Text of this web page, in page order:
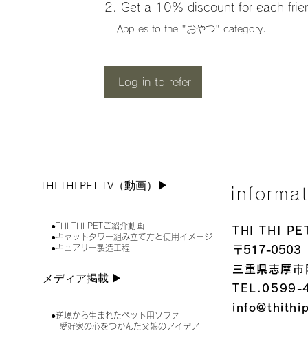
Get a 10% discount for each
Applies to the "おやつ" category.
Log in to refer
THI THI PET TV（動画）▶︎
●THI THI PETご紹介動画
●キャットタワー組み立て方と使用イメージ
●キュアリー製造工程
メディア掲載 ▶︎
●逆境から生まれたペット用ソファ
愛好家の心をつかんだ父娘のアイデア
THI THI
〒517-0503
三重県志摩
TEL.0599-